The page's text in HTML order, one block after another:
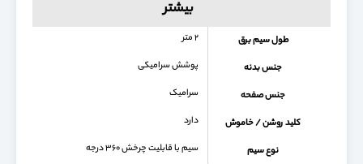
بیشتر
طول سیم برق ۲ متر
جنس بدنه پوشش سرامیکی
جنس صفحه سرامیک
کلید روشن / خاموش دارد
نوع سیم سیم با قابلیت چرخش ۳۶۰ درجه